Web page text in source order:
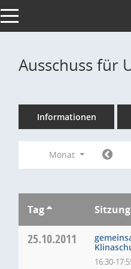
Toggle navigation
Ausschuss für
Informationen
Monat
Tag Sitzung
25.10.2011
16:30-